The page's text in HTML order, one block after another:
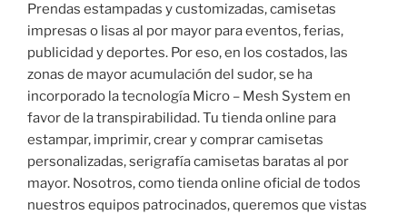
Prendas estampadas y customizadas, camisetas
impresas o lisas al por mayor para eventos, ferias,
publicidad y deportes. Por eso, en los costados, las
zonas de mayor acumulación del sudor, se ha
incorporado la tecnología Micro – Mesh System en
favor de la transpirabilidad. Tu tienda online para
estampar, imprimir, crear y comprar camisetas
personalizadas, serigrafía camisetas baratas al por
mayor. Nosotros, como tienda online oficial de todos
nuestros equipos patrocinados, queremos que vistas